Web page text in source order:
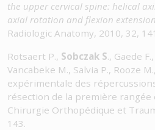
the upper cervical spine: helical
axial rotation and flexion extension
Radiologic Anatomy, 2010, 32,
Rotsaert P., Sobczak S., Gaede
Vancabeke M., Salvia P., Rooze
expérimentale des
résection de la première rangée
Chirurgie Orthopédique et
143.